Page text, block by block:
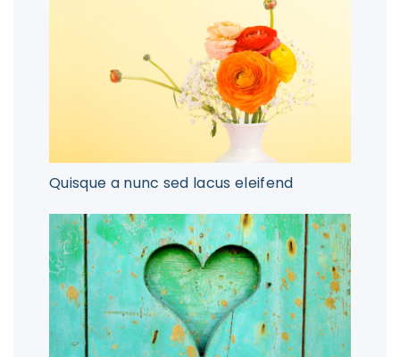
Quisque a nunc sed lacus eleifend